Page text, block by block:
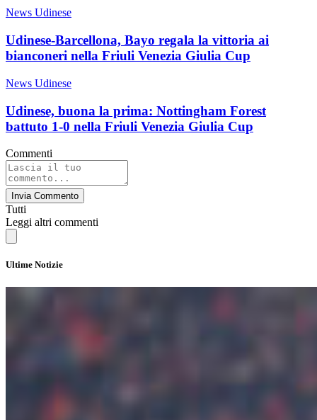
News Udinese
Udinese-Barcellona, Bayo regala la vittoria ai
bianconeri nella Friuli Venezia Giulia Cup
News Udinese
Udinese, buona la prima: Nottingham Forest
battuto 1-0 nella Friuli Venezia Giulia Cup
Commenti
Invia Commento
Tutti
Leggi altri commenti
Ultime Notizie